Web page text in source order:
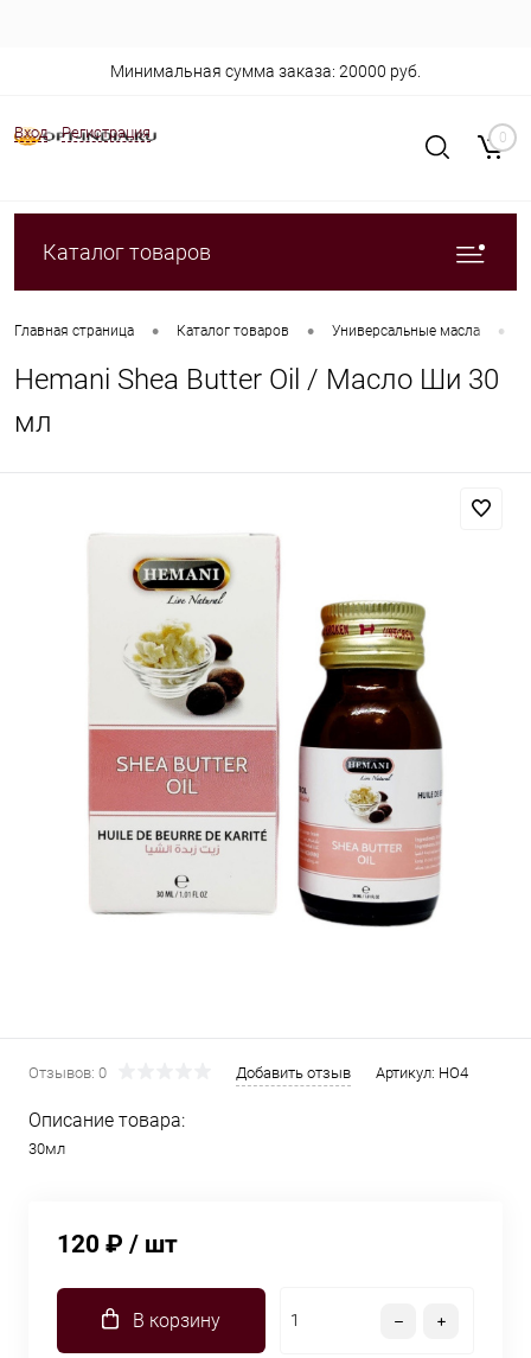
Вход Регистрация
Минимальная сумма заказа: 20000 руб.
0
Каталог товаров
Главная страница • Каталог товаров • Универсальные масла •
Hemani Shea Butter Oil / Масло Ши 30
мл
Отзывов: 0 Добавить отзыв Артикул: HO4
Описание товара:
30мл
120 ₽ / шт
В корзину